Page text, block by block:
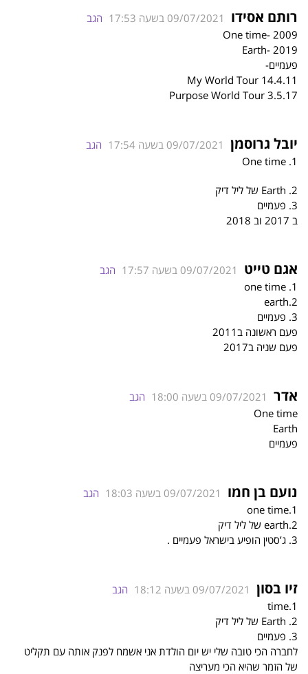
רותם אסידו 09/07/2021 בשעה 17:53
הגב
One time- 2009
Earth- 2019
פעמיים-
My World Tour 14.4.11
Purpose World Tour 3.5.17
יובל גרוסמן 09/07/2021 בשעה 17:54
הגב
1. One time
2. Earth של ליל דיק
3. פעמיים
ב 2017 וב 2018
אגם טייט 09/07/2021 בשעה 17:57
הגב
1. one time
2.earth
3. פעמיים
פעם ראשונה ב2011
פעם שניה ב2017
אדר 09/07/2021 בשעה 18:00
הגב
One time
Earth
פעמיים
נועם בן חמו 09/07/2021 בשעה 18:03
הגב
1.one time
2.earth של ליל דיק
3. ג’סטין הופיע בישראל פעמיים .
זיו בסון 09/07/2021 בשעה 18:12
הגב
1.time
2. Earth של ליל דיק
3. פעמיים
לחברה הכי טובה שלי יש יום הולדת אני אשמח לפנק אותה עם תקליט
של הזמר שהיא הכי מעריצה